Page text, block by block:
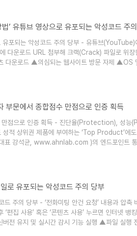
리티(AhnLab V3 Mobile Security)’가 글로벌
’ 유튜브 영상으로 유포되는 악성코드 주
유포되는 악성코드 주의 당부 - 유튜브
다운로드 URL 첨부해 크랙(Crack) 파일로 위장
다운로드 ▲의심되는 웹사이트 방문 자제 ▲OS
용 SW 불법 다운로드와 관련된 유튜브 영상을
문에서 종합점수 만점으로 인증 획득
만점으로 인증 획득 - 진단율(Protection), 성
적 상위권 제품에 부여하는 ‘Top Product’에도
표 강석균, www.ahnlab.com )의 엔드포인트
user, 기업 사용자)’ 부문 인증을 획득했다.
로 유포되는 악성코드 주의 당부
주의 당부 - ‘전화미팅 안건 요청’ 내용과 압축
편집 사용’ 혹은 ‘콘텐츠 사용’ 누르면 인터넷
전 유지 및 실시간 감시 기능 실행 ▲파일 실행